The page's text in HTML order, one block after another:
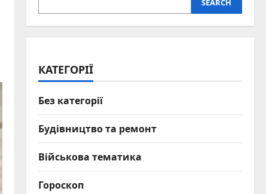
SEARCH
КАТЕГОРІЇ
Без категорії
Будівництво та ремонт
Військова тематика
Гороскоп